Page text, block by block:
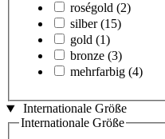
roségold (2)
silber (15)
gold (1)
bronze (3)
mehrfarbig (4)
Internationale Größe
Internationale Größe